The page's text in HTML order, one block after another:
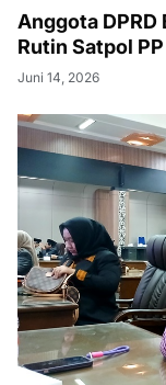
Anggota
Rutin Satpol
Juni 14, 2026